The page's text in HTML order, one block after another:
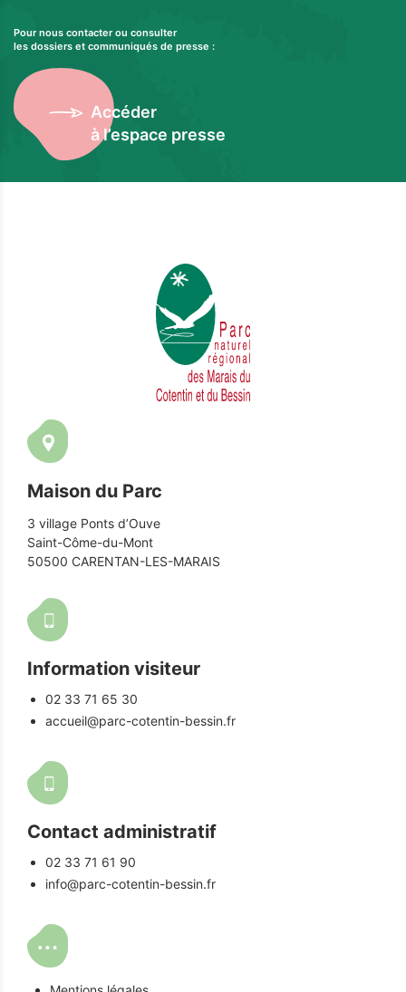
Pour nous contacter ou consulter
les dossiers et communiqués de presse :
Accéder
à l’espace presse
Maison du Parc
3 village Ponts d’Ouve
Saint-Côme-du-Mont
50500 CARENTAN-LES-MARAIS
Information visiteur
02 33 71 65 30
accueil@parc-cotentin-bessin.fr
Contact administratif
02 33 71 61 90
info@parc-cotentin-bessin.fr